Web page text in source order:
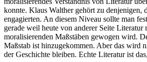
konnte. Klaus Walther gehört zu denjenigen,
engagierten. An diesem Niveau sollte man
gerade weil heute von anderer Seite Literatur
moralisierenden Maßstäben gewogen wird.
Maßstab ist hinzugekommen. Aber das wird
der Geschichte bleiben. Echte Literatur ist